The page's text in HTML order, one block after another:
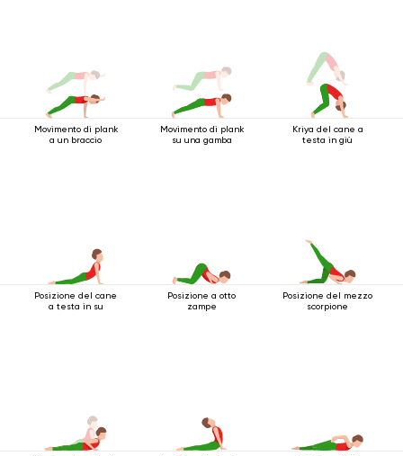
Movimento di plank
a un braccio
Movimento di plank
su una gamba
Kriya del cane a
testa in giù
Posizione del cane
a testa in su
Posizione a otto
zampe
Posizione del mezzo
scorpione